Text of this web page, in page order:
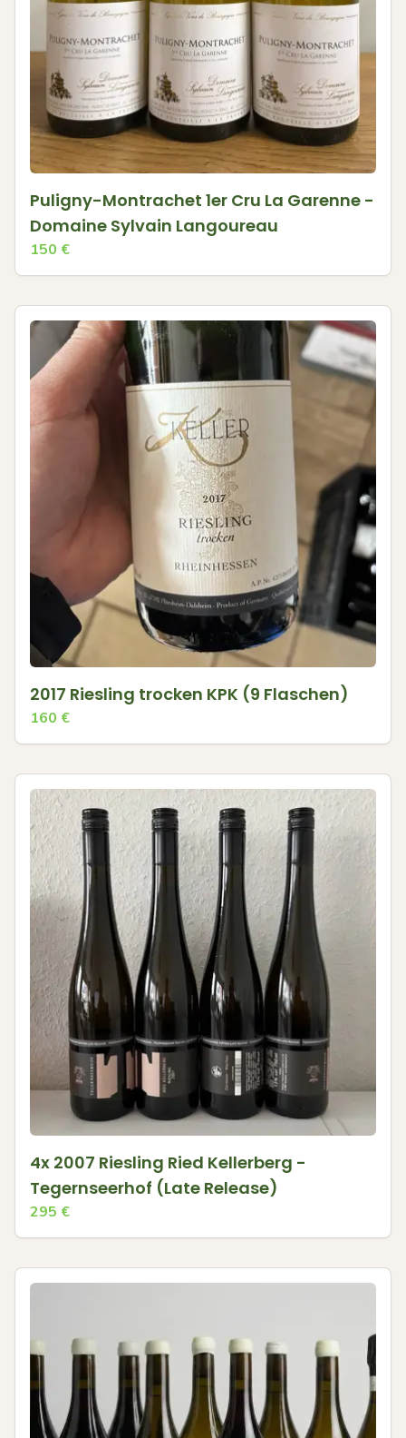
Puligny-Montrachet 1er Cru La Garenne -
Domaine Sylvain Langoureau
150 €
2017 Riesling trocken KPK (9 Flaschen)
160 €
4x 2007 Riesling Ried Kellerberg -
Tegernseerhof (Late Release)
295 €